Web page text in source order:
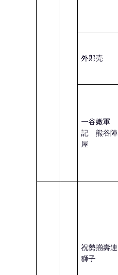
外郎売
一谷嫩軍
記 熊谷陣
屋
祝勢揃壽連
獅子